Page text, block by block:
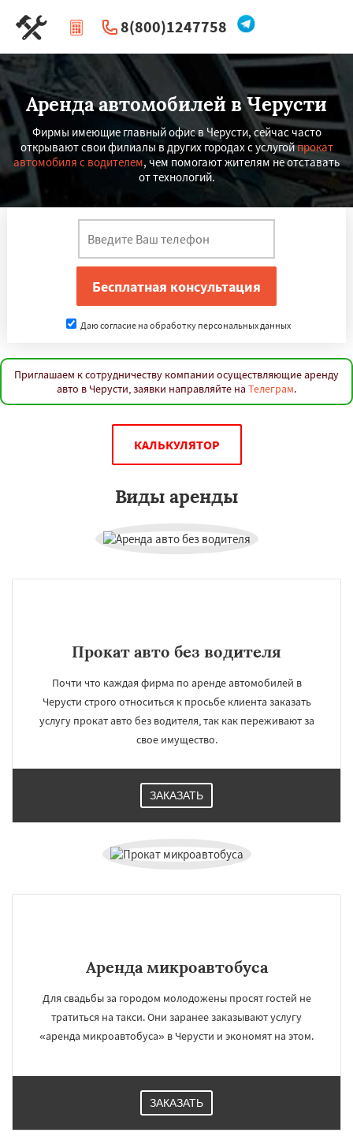
8(800)1247758
| Перезвоните мне
Аренда автомобилей в Черусти
Фирмы имеющие главный офис в Черусти, сейчас часто
открывают свои филиалы в других городах с услугойпрокат
автомобиля с водителем, чем помогают жителям не отставать
от технологий.
Даю согласие на обработку персональных данных
Приглашаем к сотрудничеству компании осуществляющие аренду
авто в Черусти, заявки направляйте на Телеграм.
КАЛЬКУЛЯТОР
Виды аренды
Прокат авто без водителя
Почти что каждая фирма по аренде автомобилей в
Черусти строго относиться к просьбе клиента заказать
услугу прокат авто без водителя, так как переживают за
свое имущество.
ЗАКАЗАТЬ
Аренда микроавтобуса
Для свадьбы за городом молодожены просят гостей не
тратиться на такси. Они заранее заказывают услугу
«аренда микроавтобуса» в Черусти и экономят на этом.
ЗАКАЗАТЬ